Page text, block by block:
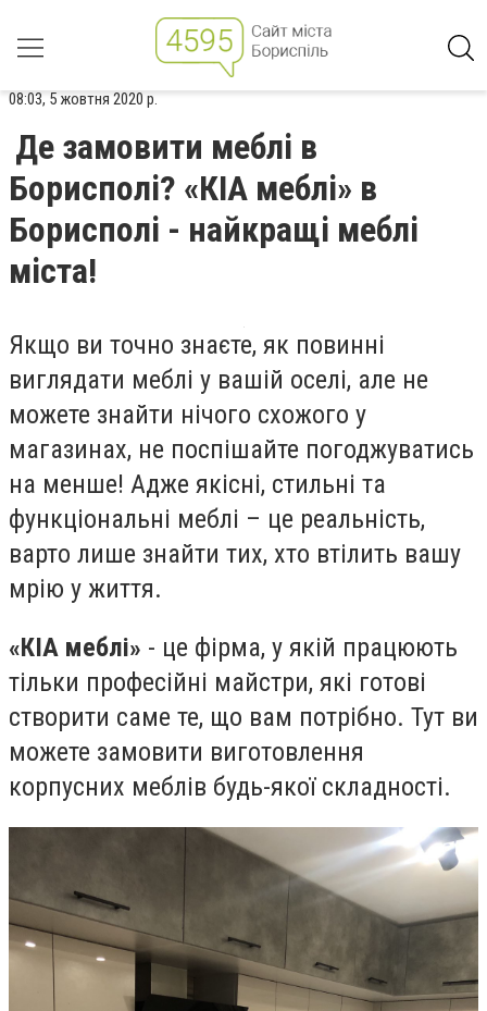
08:03, 5 жовтня 2020 р.
Де замовити меблі в
Борисполі? «КІА меблі» в
Борисполі - найкращі меблі
міста!
Якщо ви точно знаєте, як повинні
виглядати меблі у вашій оселі, але не
можете знайти нічого схожого у
магазинах, не поспішайте погоджуватись
на менше! Адже якісні, стильні та
функціональні меблі – це реальність,
варто лише знайти тих, хто втілить вашу
мрію у життя.
«КІА меблі» - це фірма, у якій працюють
тільки професійні майстри, які готові
створити саме те, що вам потрібно. Тут ви
можете замовити виготовлення
корпусних меблів будь-якої складності.